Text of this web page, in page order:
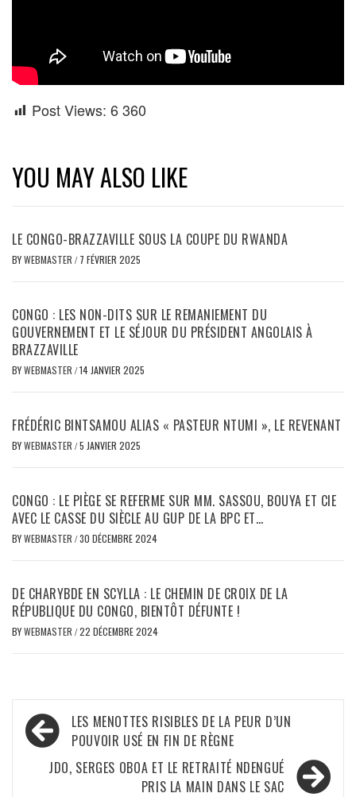
Post Views: 6 360
YOU MAY ALSO LIKE
LE CONGO-BRAZZAVILLE SOUS LA COUPE DU RWANDA
BYWEBMASTER / 7 FÉVRIER 2025
CONGO : LES NON-DITS SUR LE REMANIEMENT DU
GOUVERNEMENT ET LE SÉJOUR DU PRÉSIDENT ANGOLAIS À
BRAZZAVILLE
BYWEBMASTER /14 JANVIER 2025
FRÉDÉRIC BINTSAMOU ALIAS « PASTEUR NTUMI », LE REVENANT
BYWEBMASTER /5 JANVIER 2025
CONGO : LE PIÈGE SE REFERME SUR MM. SASSOU, BOUYA ET CIE
AVEC LE CASSE DU SIÈCLE AU GUP DE LA BPC ET…
BYWEBMASTER /30 DÉCEMBRE 2024
DE CHARYBDE EN SCYLLA : LE CHEMIN DE CROIX DE LA
RÉPUBLIQUE DU CONGO, BIENTÔT DÉFUNTE !
BYWEBMASTER /22 DÉCEMBRE 2024
Navigation
de
l’article
LES MENOTTES RISIBLES DE LA PEUR D’UN
POUVOIR USÉ EN FIN DE RÈGNE
JDO, SERGES OBOA ET LE RETRAITÉ NDENGUÉ
PRIS LA MAIN DANS LE SAC